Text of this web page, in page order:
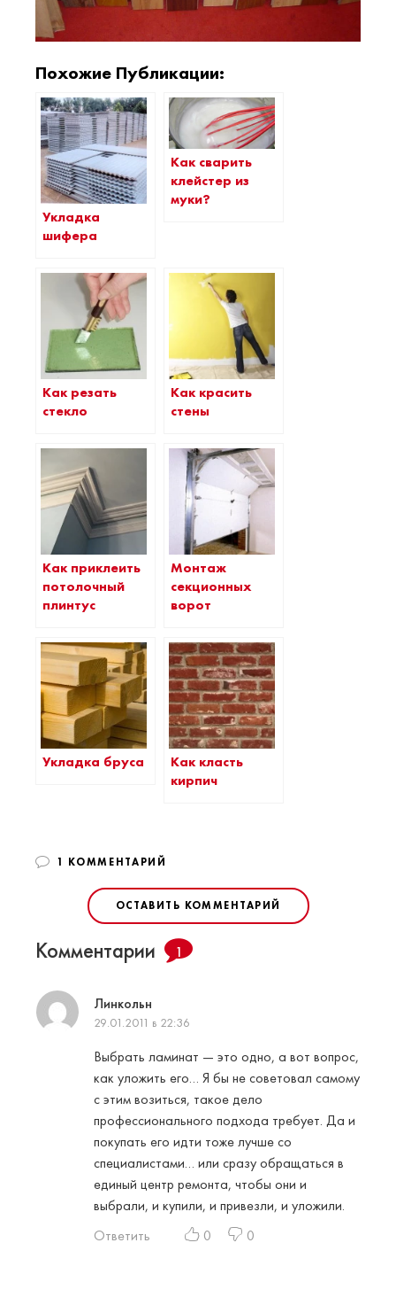
Похожие Публикации:
Укладка
шифера
Как сварить
клейстер из
муки?
Как резать
стекло
Как красить
стены
Как приклеить
потолочный
плинтус
Монтаж
секционных
ворот
Укладка бруса
Как класть
кирпич
1 КОММЕНТАРИЙ
ОСТАВИТЬ КОММЕНТАРИЙ
Комментарии 1
Линкольн
29.01.2011 в 22:36
Выбрать ламинат — это одно, а вот вопрос,
как уложить его… Я бы не советовал самому
с этим возиться, такое дело
профессионального подхода требует. Да и
покупать его идти тоже лучше со
специалистами… или сразу обращаться в
единый центр ремонта, чтобы они и
выбрали, и купили, и привезли, и уложили.
Ответить
0 0